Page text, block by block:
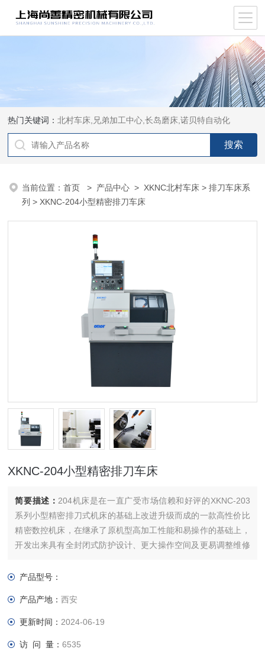
热门关键词：北村车床,兄弟加工中心,长岛磨床,诺贝特自动化
当前位置：首页 > 产品中心 > XKNC北村车床 >排刀车床系
列 > XKNC-204小型精密排刀车床
XKNC-204小型精密排刀车床
简要描述： 204机床是在一直广受市场信赖和好评的XKNC-203
系列小型精密排刀式机床的基础上改进升级而成的一款高性价比
精密数控机床，在继承了原机型高加工性能和易操作的基础上，
开发出来具有全封闭式防护设计、更大操作空间及更易调整维修
精度、易操作、小型化的特点和多样的加工功能，而且补正调整
水平的加工需求。
产品型号：
产品产地：西安
更新时间： 2024-06-19
访 问 量：6535